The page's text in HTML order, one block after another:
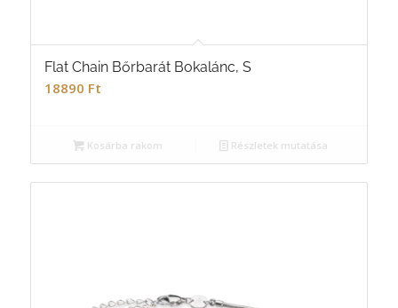
Flat Chain Bőrbarát Bokalánc, S
18890 Ft
Kosárba rakom Részletek mutatása